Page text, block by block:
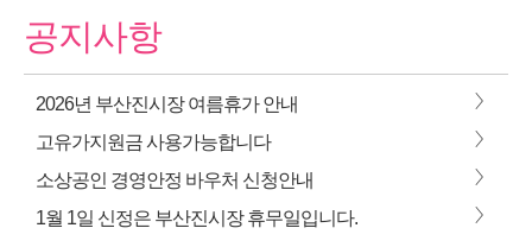
공지사항
2026년 부산진시장 여름휴가 안내 >
고유가지원금 사용가능합니다 >
소상공인 경영안정 바우처 신청안내 >
1월 1일 신정은 부산진시장 휴무일입니다. >